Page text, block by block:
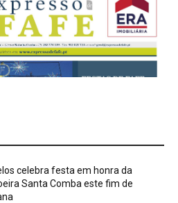
celebra festa em honra da
Santa Comba este fim de